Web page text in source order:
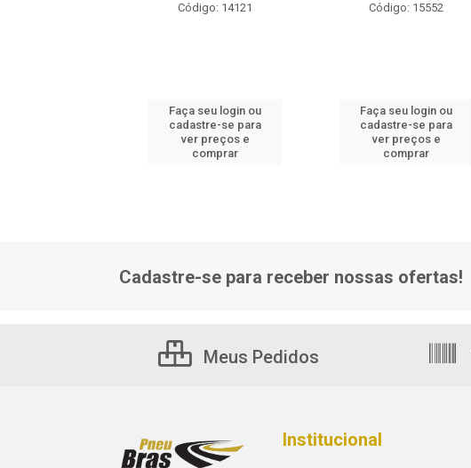
Código: 14121
Faça seu login ou
cadastre-se para
ver preços e
comprar
Código: 15552
Faça seu login ou
cadastre-se para
ver preços e
comprar
Cadastre-se para receber nossas ofertas!
Meus Pedidos
Institucional